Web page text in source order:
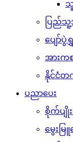
ပြည်သူ့
ပျော်ပွဲ
အားက
နိုင်ငံတ
ပညာပေး
စိုက်ပျိုး
မွေးမြူ